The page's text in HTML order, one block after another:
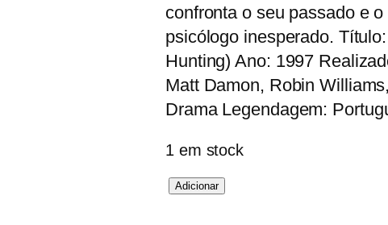
confronta o seu passado e
psicólogo inesperado.
Hunting) Ano: 1997
Matt Damon, Robin
Drama Legendagem:
1 em stock
QAdicionar